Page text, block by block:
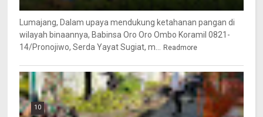
Lumajang, Dalam upaya mendukung ketahanan pangan di
wilayah binaannya, Babinsa Oro Oro Ombo Koramil 0821-
14/Pronojiwo, Serda Yayat Sugiat, m...
Readmore
10